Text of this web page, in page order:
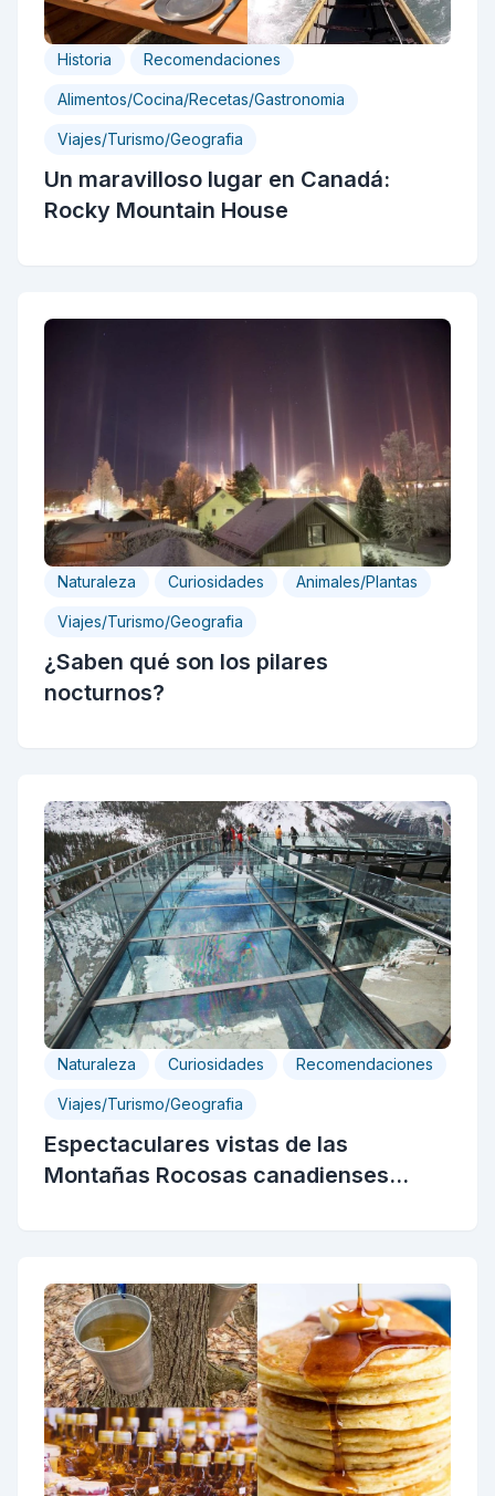
Historia Recomendaciones
Alimentos/Cocina/Recetas/Gastronomia
Viajes/Turismo/Geografia
Un maravilloso lugar en Canadá:
Rocky Mountain House
Naturaleza Curiosidades Animales/Plantas
Viajes/Turismo/Geografia
¿Saben qué son los pilares
nocturnos?
Naturaleza Curiosidades Recomendaciones
Viajes/Turismo/Geografia
Espectaculares vistas de las
Montañas Rocosas canadienses...